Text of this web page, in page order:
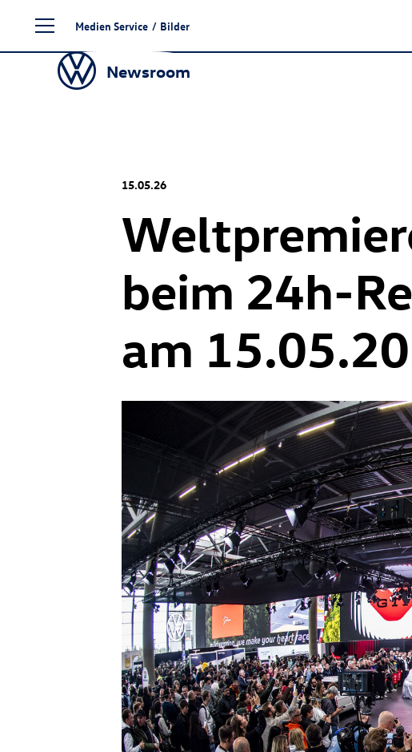
Seiteninhalt
springen
Medien Service / Bilder
Newsroom
15.05.26
beim 24h-
am